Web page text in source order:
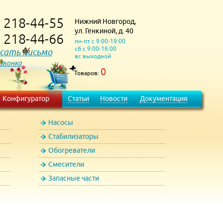
218-44-55
218-44-66
письмо
Нижний Новгород,
ул. Генкиной, д. 40
пн-пт с 9:00-19:00
сб с 9:00-16:00
вс выходной
Товаров: 0
Конфигуратор Статьи Новости Документация
Насосы
Стабилизаторы
Обогреватели
Смесители
Запасные части